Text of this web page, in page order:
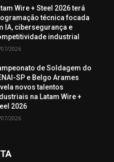
Wire + Steel 2026 terá
técnica focada
IA, cibersegurança e
industrial
2026
de Soldagem do
SP e Belgo Arames
novos talentos
na Latam Wire +
2026
2026